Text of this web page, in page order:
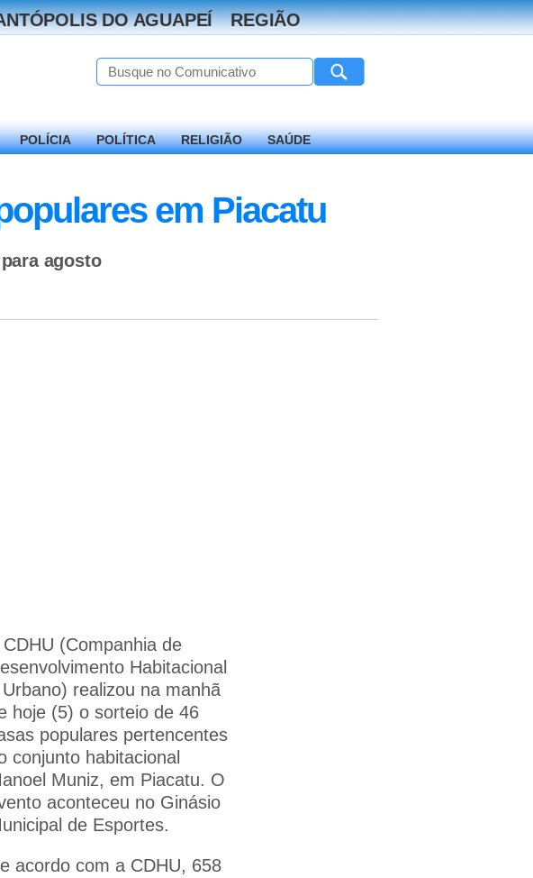
DO AGUAPEÍ REGIÃO
POLÍCIA POLÍTICA RELIGIÃO SAÚDE
em Piacatu
agosto
CDHU (Companhia de
Habitacional
realizou na manhã
hoje (5) o sorteio de 46
populares pertencentes
conjunto habitacional
Muniz, em Piacatu. O
aconteceu no Ginásio
de Esportes.
acordo com a CDHU, 658